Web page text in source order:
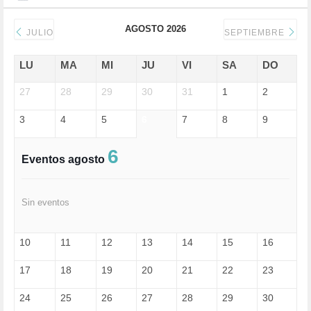
DERECHOS SOCIALES (739)
DONALD TRUMP (81)
EDGAR MORIN (1)
EMIGRACIÓN (4)
ESPECULACIÓN (2)
FELICIDAD (1)
FRANCISCO (5)
GUERRA (133)
HUMOR (1)
IA (1)
JULIO AGOSTO 2026 SEPTIEMBRE
LU MA MI JU VI SA DO
27 28 29 30 31 1 2
3 4 5 7 8 9
Eventos agosto 6
Sin eventos
10 11 12 13 14 15 16
17 18 19 20 21 22 23
24 25 26 27 28 29 30